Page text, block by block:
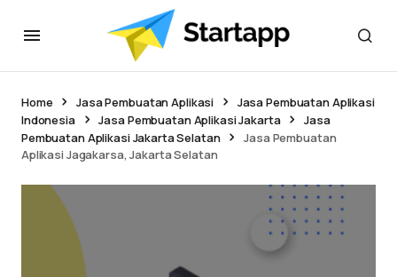
Home Jasa Pembuatan Aplikasi
Jasa Pembuatan Aplikasi
Indonesia
Jasa Pembuatan Aplikasi Jakarta
Jasa
Pembuatan Aplikasi Jakarta Selatan
Jasa Pembuatan
Aplikasi Jagakarsa, Jakarta Selatan